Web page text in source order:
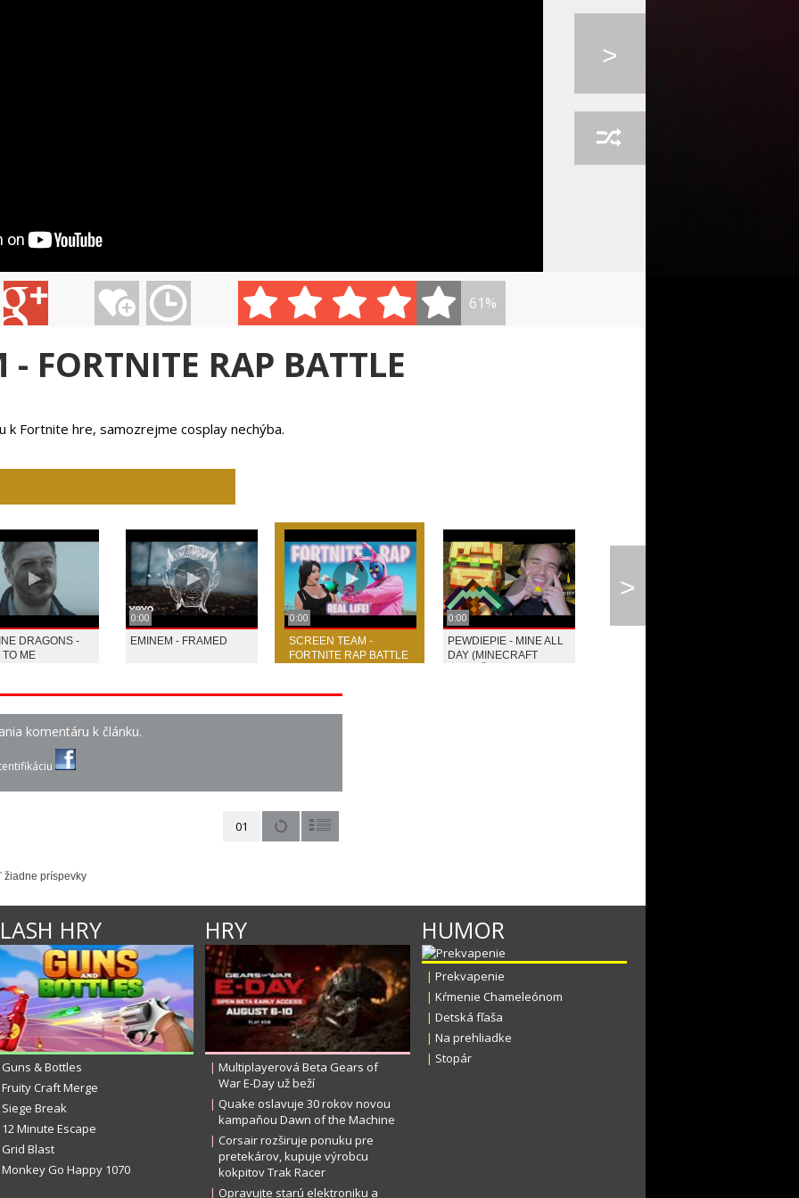
>
61%
- FORTNITE RAP BATTLE
k Fortnite hre, samozrejme cosplay nechýba.
DRAGONS -
TO ME
0:00
EMINEM - FRAMED
0:00
SCREEN TEAM -
FORTNITE RAP BATTLE
0:00
PEWDIEPIE - MINE ALL
DAY (MINECRAFT
>
komentáru k článku.
01
žiadne príspevky
HRY
Guns & Bottles
Fruity Craft Merge
Siege Break
12 Minute Escape
Grid Blast
Monkey Go Happy 1070
HRY
| Multiplayerová Beta Gears of
War E-Day už beží
| Quake oslavuje 30 rokov novou
kampaňou Dawn of the Machine
| Corsair rozširuje ponuku pre
pretekárov, kupuje výrobcu
kokpitov Trak Racer
| Opravujte starú elektroniku a
HUMOR
| Prekvapenie
| Kŕmenie Chameleónom
| Detská fľaša
| Na prehliadke
| Stopár